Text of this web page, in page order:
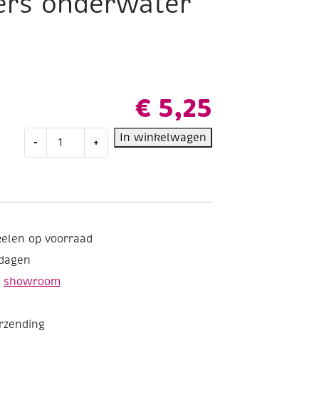
€ 5,25
-
onderwater
+ In winkelwagen
op voorraad
showroom